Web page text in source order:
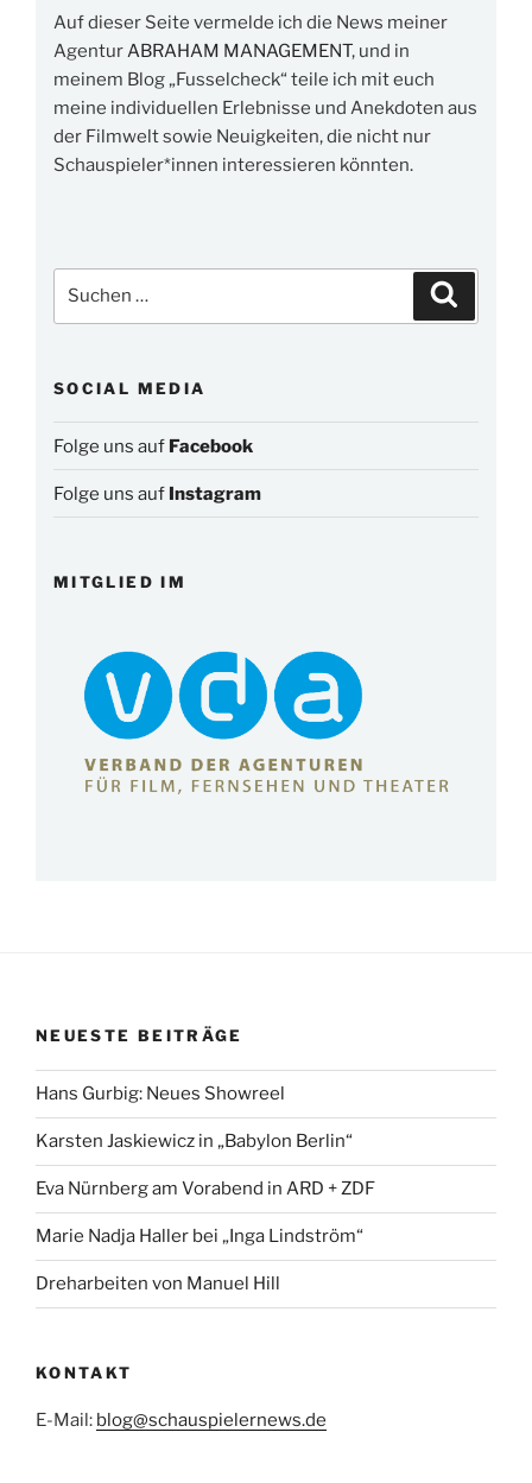
Auf dieser Seite vermelde ich die News meiner
AgenturABRAHAM MANAGEMENT, und in
meinem Blog „Fusselcheck“ teile ich mit euch
meine individuellen Erlebnisse und Anekdoten aus
der Filmwelt sowie Neuigkeiten, die nicht nur
Schauspieler*innen interessieren könnten.
nach:
SOCIAL MEDIA
Folge uns auf Facebook
Folge uns auf Instagram
MITGLIED IM
NEUESTE BEITRÄGE
Hans Gurbig: Neues Showreel
Karsten Jaskiewicz in „Babylon Berlin“
Eva Nürnberg am Vorabend in ARD + ZDF
Marie Nadja Haller bei „Inga Lindström“
Dreharbeiten von Manuel Hill
KONTAKT
E-Mail: blog@schauspielernews.de